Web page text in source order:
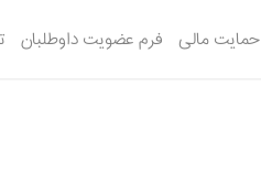
حمایت مالی فرم عضویت داوطلبان